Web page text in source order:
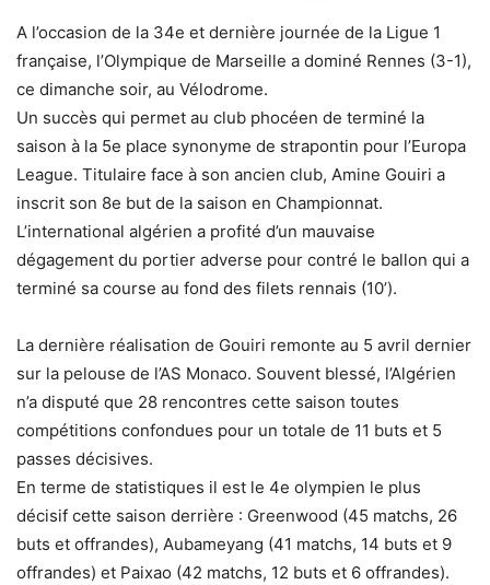
A l’occasion de la 34e et dernière journée de la Ligue 1
française, l’Olympique de Marseille a dominé Rennes (3-1),
ce dimanche soir, au Vélodrome.
Un succès qui permet au club phocéen de terminé la
saison à la 5e place synonyme de strapontin pour l’Europa
League. Titulaire face à son ancien club, Amine Gouiri a
inscrit son 8e but de la saison en Championnat.
L’international algérien a profité d’un mauvaise
dégagement du portier adverse pour contré le ballon qui a
terminé sa course au fond des filets rennais (10’).
La dernière réalisation de Gouiri remonte au 5 avril dernier
sur la pelouse de l’AS Monaco. Souvent blessé, l’Algérien
n’a disputé que 28 rencontres cette saison toutes
compétitions confondues pour un totale de 11 buts et 5
passes décisives.
En terme de statistiques il est le 4e olympien le plus
décisif cette saison derrière : Greenwood (45 matchs, 26
buts et offrandes), Aubameyang (41 matchs, 14 buts et 9
offrandes) et Paixao (42 matchs, 12 buts et 6 offrandes).